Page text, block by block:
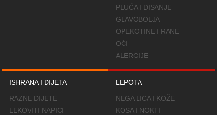
PLUĆA I DISANJE
GLAVOBOLJA
OPEKOTINE I RANE
OČI
ALERGIJE
ISHRANA I DIJETA
RAZNE DIJETE
LEKOVITI NAPICI
LEPOTA
NEGA LICA I KOŽE
KOSA I NOKTI